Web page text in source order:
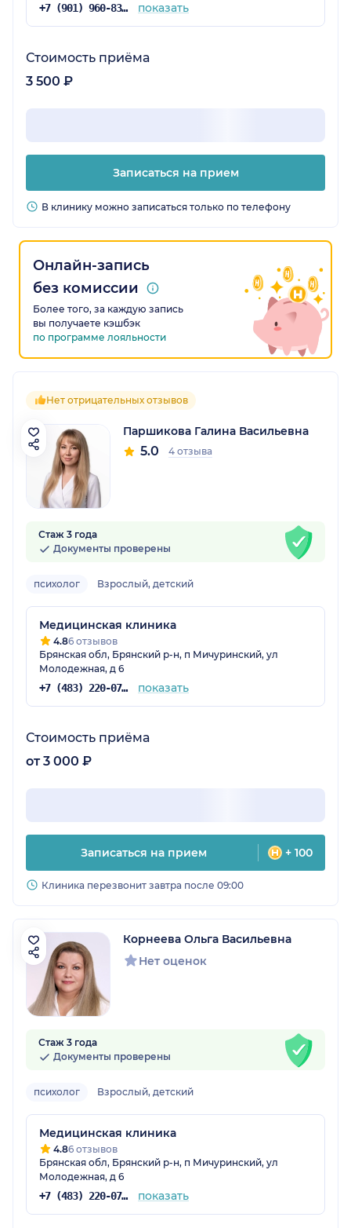
+7 (901) 960-83-23 показать
Стоимость приёма
3 500 ₽
Записаться на прием
В клинику можно записаться только по телефону
Онлайн-запись
без комиссии
Более того, за каждую запись
вы получаете кэшбэк
по программе лояльности
Нет отрицательных отзывов
Паршикова Галина Васильевна
5.0 4 отзыва
Стаж 3 года
Документы проверены
психолог Взрослый, детский
Медицинская клиника
4.86 отзывов
Брянская обл, Брянский р-н, п Мичуринский, ул
Молодежная, д 6
+7 (483) 220-07-59 показать
Стоимость приёма
от 3 000 ₽
Записаться на прием + 100
Клиника перезвонит завтра после 09:00
Корнеева Ольга Васильевна
Нет оценок
Стаж 3 года
Документы проверены
психолог Взрослый, детский
Медицинская клиника
4.86 отзывов
Брянская обл, Брянский р-н, п Мичуринский, ул
Молодежная, д 6
+7 (483) 220-07-59 показать